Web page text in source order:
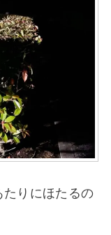
りにほたるの